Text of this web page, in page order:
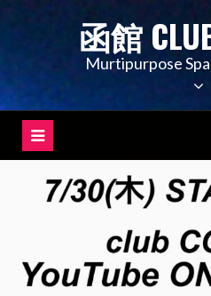
ツ
キ
函館
Murtipurpose